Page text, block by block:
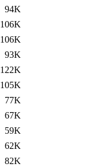
94K
106K
106K
93K
122K
105K
77K
67K
59K
62K
82K